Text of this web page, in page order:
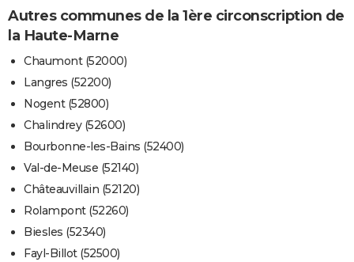
Autres communes de la 1ère circonscription de
la Haute-Marne
Chaumont (52000)
Langres (52200)
Nogent (52800)
Chalindrey (52600)
Bourbonne-les-Bains (52400)
Val-de-Meuse (52140)
Châteauvillain (52120)
Rolampont (52260)
Biesles (52340)
Fayl-Billot (52500)